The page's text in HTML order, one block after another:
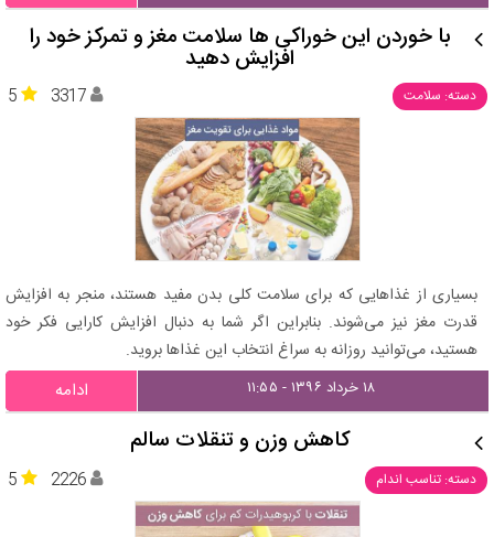
با خوردن این خوراکی ها سلامت مغز و تمرکز خود را
افزایش دهید
دسته: سلامت 5 3317
بسیاری از غذاهایی که برای سلامت کلی بدن مفید هستند، منجر به افزایش
قدرت مغز نیز می‌شوند. بنابراین اگر شما به دنبال افزایش کارایی فکر خود
هستید، می‌توانید روزانه به سراغ انتخاب این غذاها بروید.
۱۸ خرداد ۱۳۹۶ - ۱۱:۵۵ ادامه
کاهش وزن و تنقلات سالم
دسته: تناسب اندام 5 2226